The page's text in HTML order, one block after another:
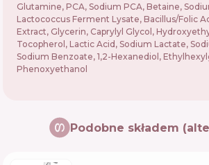
Glutamine, PCA, Sodium PCA, Betaine,
Lactococcus Ferment Lysate, Bacillus/Folic
Extract, Glycerin, Caprylyl Glycol,
Tocopherol, Lactic Acid, Sodium Lactate,
Sodium Benzoate, 1,2-Hexanediol,
Phenoxyethanol
Podobne składem